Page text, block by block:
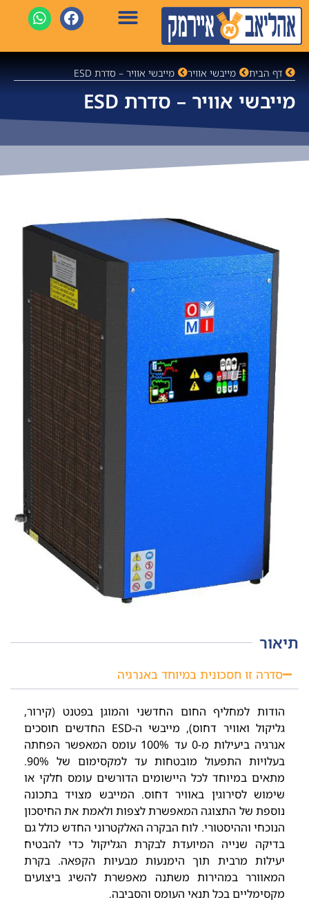
דף הבית מייבשי אוויר מייבשי אוויר – סדרת ESD
מייבשי אוויר – סדרת ESD
תיאור
סדרה זו חסכונית במיוחד באנרגיה
הודות למחליף החום החדשני והמוגן בפטנט (קירור,
גליקול ואוויר דחוס), מייבשי ה-ESD החדשים חוסכים
אנרגיה ביעילות מ-0 עד 100% עומס המאפשר הפחתה
בעלויות התפעול מובטחות עד למקסימום של 90%.
מתאים במיוחד לכל היישומים הדורשים עומס חלקי או
שימוש לסירוגין באוויר דחוס. המייבש מצויד בתכונה
נוספת של התצוגה המאפשרת לצפות ולאמת את החיסכון
הנוכחי וההיסטורי. לוח הבקרה האלקטרוני החדש כולל גם
בדיקה שנייה המיועדת לבקרת הגליקול כדי להבטיח
יעילות מרבית תוך הימנעות מבעיות הקפאה. בקרת
המאוורר במהירות משתנה מאפשרת להשיג ביצועים
מקסימליים בכל תנאי העומס והסביבה.